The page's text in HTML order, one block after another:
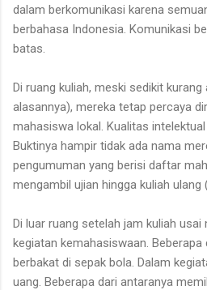
dalam berkomunikasi karena
berbahasa Indonesia. Komunikasi
batas.
Di ruang kuliah, meski sedikit
alasannya), mereka tetap percaya
mahasiswa lokal. Kualitas
Buktinya hampir tidak ada nama
pengumuman yang berisi daftar
mengambil ujian hingga kuliah ulang
Di luar ruang setelah jam kuliah
kegiatan kemahasiswaan.
berbakat di sepak bola. Dalam
uang. Beberapa dari antaranya